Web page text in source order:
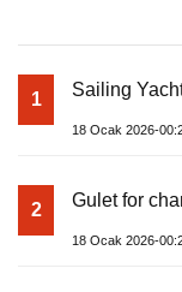
1 Sailing
18 Ocak 2026-
2 Gulet for
18 Ocak 2026-